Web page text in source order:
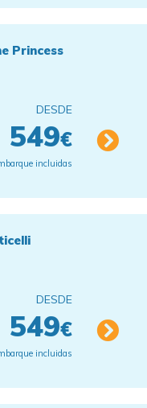
Princess
DESDE
549€
incluidas
DESDE
549€
incluidas